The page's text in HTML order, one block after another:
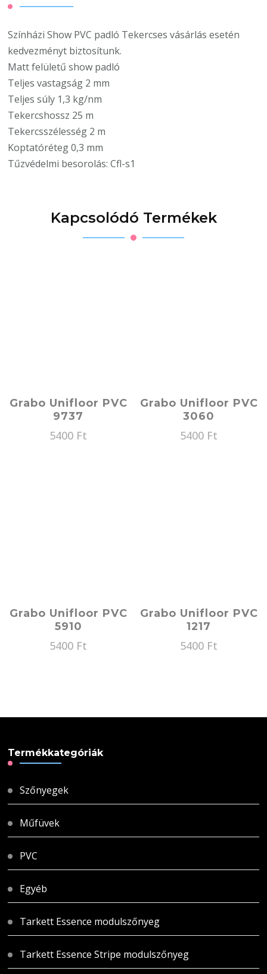
Színházi Show PVC padló Tekercses vásárlás esetén
kedvezményt biztosítunk.
Matt felületű show padló
Teljes vastagság 2 mm
Teljes súly 1,3 kg/nm
Tekercshossz 25 m
Tekercsszélesség 2 m
Koptatóréteg 0,3 mm
Tűzvédelmi besorolás: Cfl-s1
Kapcsolódó Termékek
Grabo Unifloor PVC
9737
5400 Ft
Grabo Unifloor PVC
3060
5400 Ft
Grabo Unifloor PVC
5910
5400 Ft
Grabo Unifloor PVC
1217
5400 Ft
Termékkategóriák
Szőnyegek
Műfüvek
PVC
Egyéb
Tarkett Essence modulszőnyeg
Tarkett Essence Stripe modulszőnyeg